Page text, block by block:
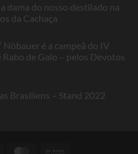
a dama do nosso destilado na
da Cachaça
Nöbauer é a campeã do IV
de Galo – pelos Devotos
Brasiliens – Stand 2022
Visa MasterCard